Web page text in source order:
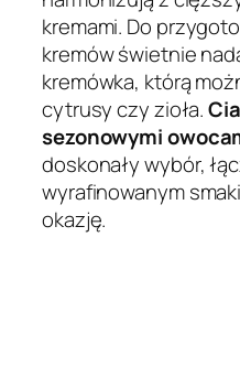
kremami. Do
kremów świetnie
kremówka, którą
cytrusy czy zioła.
sezonowymi
doskonały wybór,
wyrafinowanym
okazję.